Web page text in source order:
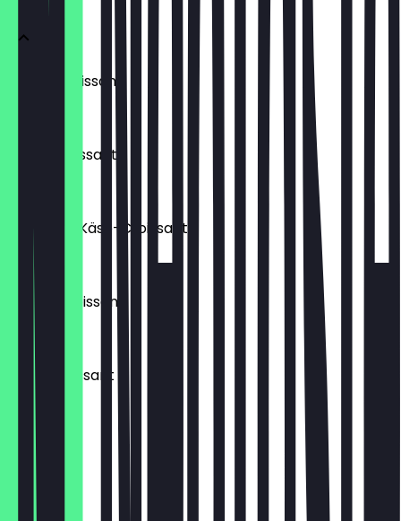
Laugencroissant
Buttercroissant
Schinken-Käse-Croissant
Schokocroissant
€ 1,80
Nuss-Croissant
€ 1,80